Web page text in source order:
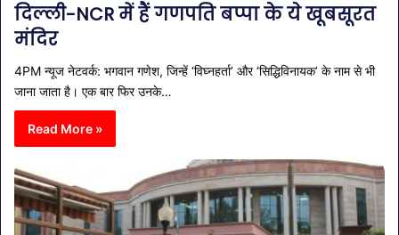
दिल्ली-NCR में हैं गणपति बप्पा के ये खूबसूरत
मंदिर
4PM न्यूज नेटवर्क: भगवान गणेश, जिन्हें ‘विघ्नहर्ता’ और ‘सिद्धिविनायक’ के नाम से भी
जाना जाता है। एक बार फिर उनके…
Read More »